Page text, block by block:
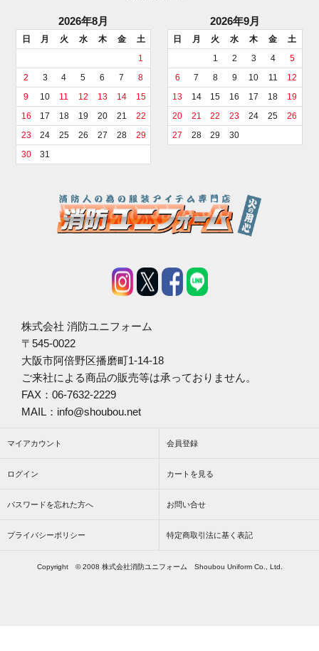
2026年8月
日 月 火 水 木 金
土
1
2
3 4 5 6 7
8
9
10 11 12 13 14
15
16
17 18 19 20 21
22
23
24 25 26 27 28
29
30
31
2026年9月
日 月 火 水 木 金
土
1
2 3 4
5
6
7 8 9 10 11
12
13
14 15 16 17 18
19
20
21 22 23 24 25
26
27
28 29 30
株式会社 消防ユニフォーム
〒545-0022
大阪市阿倍野区播磨町1-14-18
ご来社による商品の販売等は承っておりません。
FAX：06-7632-2229
MAIL：info@shoubou.net
マイアカウント 会員登録
ログイン カートを見る
パスワードを忘れた方へ お問い合せ
プライバシーポリシー 特定商取引法に基く表記
Copyright © 2008 株式会社消防ユニフォーム Shoubou Uniform Co., Ltd.